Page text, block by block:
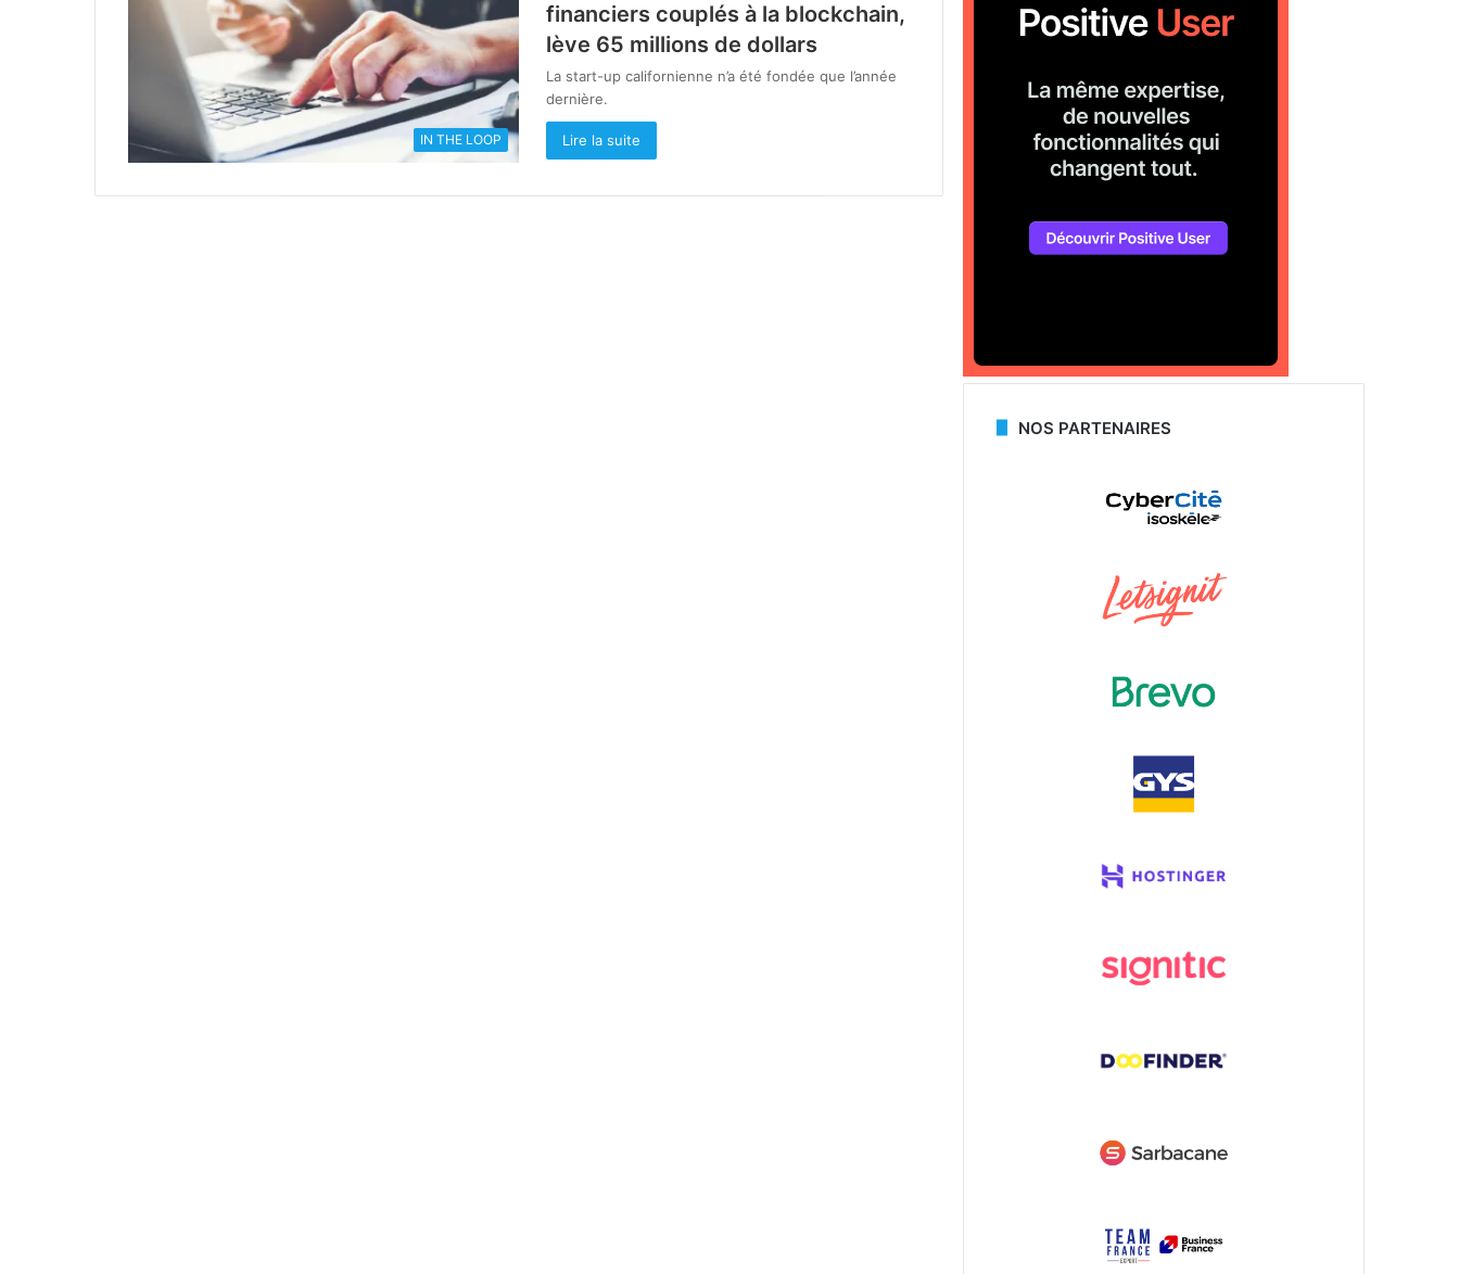
IN THE LOOP
financiers couplés à la blockchain,
lève 65 millions de dollars
La start-up californienne n’a été fondée que l’année
dernière.
Lire la suite
NOS PARTENAIRES